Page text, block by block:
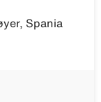
Spania